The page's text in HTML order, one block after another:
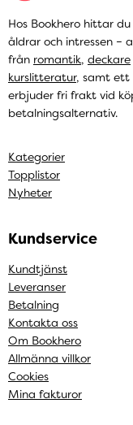
Hos Bookhero hittar
åldrar och intressen –
från romantik, deckare
kurslitteratur, samt ett
erbjuder fri frakt vid
betalningsalternativ.
Kategorier
Topplistor
Nyheter
Kundservice
Kundtjänst
Leveranser
Betalning
Kontakta oss
Om Bookhero
Allmänna villkor
Cookies
Mina fakturor